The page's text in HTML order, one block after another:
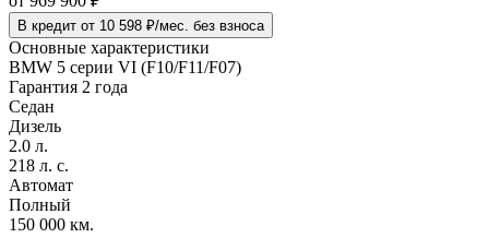
В кредит от 10 598 ₽/мес. без взноса
Основные характеристики
BMW 5 серии VI (F10/F11/F07)
Гарантия 2 года
Седан
Дизель
2.0 л.
218 л. с.
Автомат
Полный
150 000 км.